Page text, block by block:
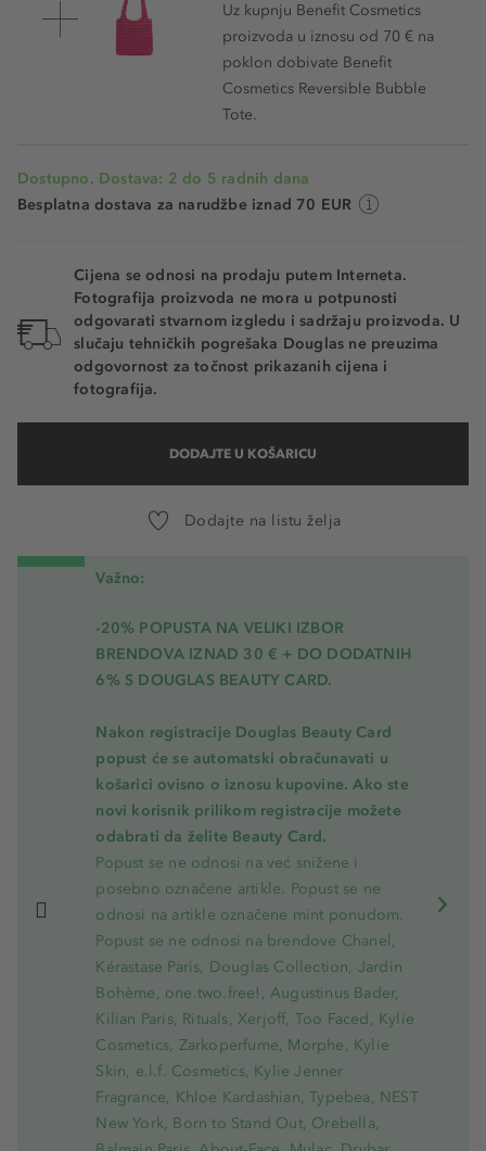
Uz kupnju Benefit Cosmetics
proizvoda u iznosu od 70 € na
poklon dobivate Benefit
Cosmetics Reversible Bubble
Tote.
Dostupno. Dostava: 2 do 5 radnih dana
Besplatna dostava za narudžbe iznad 70 EUR
Cijena se odnosi na prodaju putem Interneta.
Fotografija proizvoda ne mora u potpunosti
odgovarati stvarnom izgledu i sadržaju proizvoda. U
slučaju tehničkih pogrešaka Douglas ne preuzima
odgovornost za točnost prikazanih cijena i
fotografija.
DODAJTE U KOŠARICU
Dodajte na listu želja
Važno:
-20% POPUSTA NA VELIKI IZBOR
BRENDOVA IZNAD 30 € + DO DODATNIH
6% S DOUGLAS BEAUTY CARD.
Nakon registracije Douglas Beauty Card
popust će se automatski obračunavati u
košarici ovisno o iznosu kupovine. Ako ste
novi korisnik prilikom registracije možete
odabrati da želite Beauty Card.
Popust se ne odnosi na već snižene i
posebno označene artikle. Popust se ne
odnosi na artikle označene mint ponudom.
Popust se ne odnosi na brendove Chanel,
Kérastase Paris, Douglas Collection, Jardin
Bohème, one.two.free!, Augustinus Bader,
Kilian Paris, Rituals, Xerjoff, Too Faced, Kylie
Cosmetics, Zarkoperfume, Morphe, Kylie
Skin, e.l.f. Cosmetics, Kylie Jenner
Fragrance, Khloe Kardashian, Typebea, NEST
New York, Born to Stand Out, Orebella,